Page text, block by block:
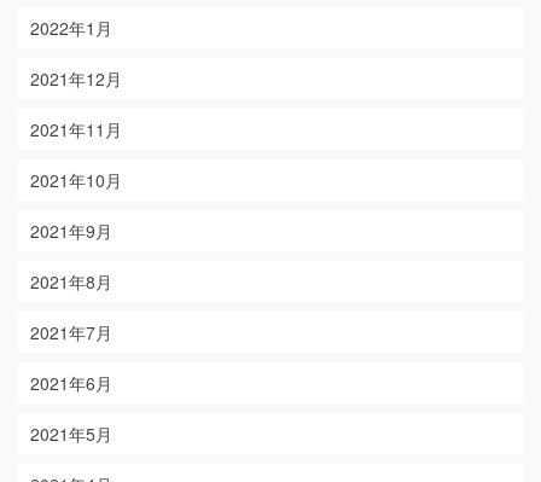
2022年1月
2021年12月
2021年11月
2021年10月
2021年9月
2021年8月
2021年7月
2021年6月
2021年5月